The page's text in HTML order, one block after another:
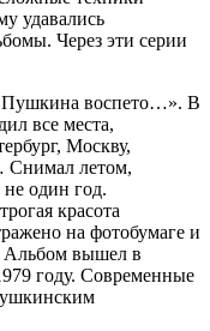
удавались
Через эти серии
Пушкина воспето…». В
все места,
Москву,
Снимал летом,
один год.
красота
на фотобумаге и
Альбом вышел в
году. Современные